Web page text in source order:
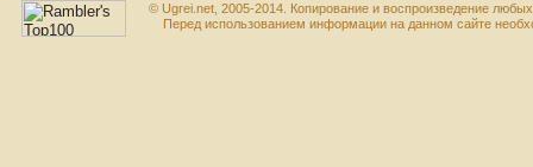
© Ugrei.net, 2005-2014. Копирование и воспроизведение
Перед использованием информации на данном сайте